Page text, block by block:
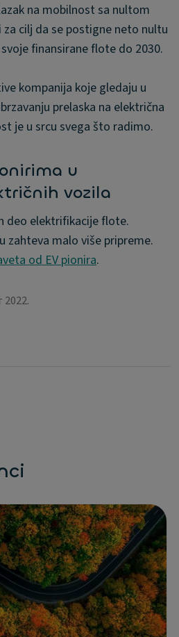
na mobilnost sa nultom
cilj da se postigne neto nultu
finansirane flote do 2030.
kompanija koje gledaju u
prelaska na električna
je u srcu svega što radimo.
u
vozila
deo elektrifikacije flote.
zahteva malo više pripreme.
od EV pionira.
2022.